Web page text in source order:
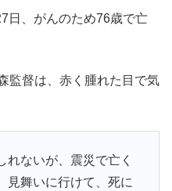
日、がんのため76歳で亡
監督は、赤く腫れた目で気
れないが、震災で亡く
見舞いに行けて、死に